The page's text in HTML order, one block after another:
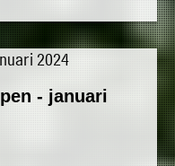
- januari